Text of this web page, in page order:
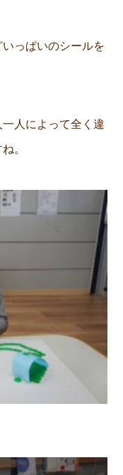
っぱいのシールを
人によって全く違
。